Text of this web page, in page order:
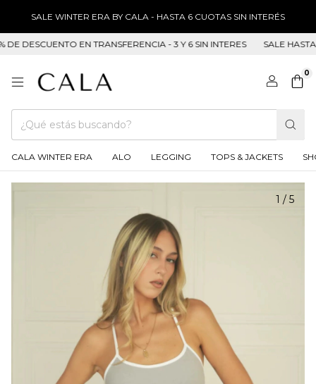
SALE WINTER ERA BY CALA - HASTA 6 CUOTAS SIN INTERÉS
EN TRANSFERENCIA - 3 Y 6 SIN INTERES SALE HASTA
0
CALA WINTER ERA ALO LEGGING TOPS & JACKETS
1 / 5